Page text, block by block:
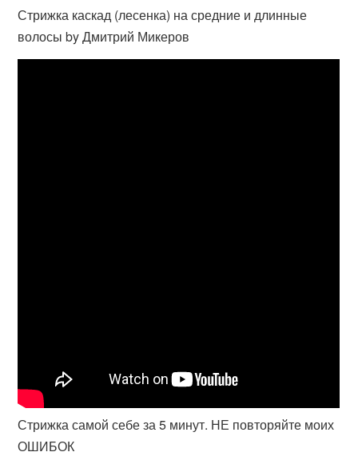
Стрижка каскад (лесенка) на средние и длинные
волосы by Дмитрий Микеров
Стрижка самой себе за 5 минут. НЕ повторяйте моих
ОШИБОК